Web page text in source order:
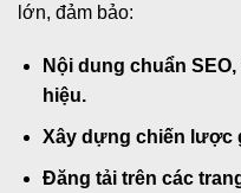
lớn, đảm bảo:
Nội dung chuẩn
hiệu.
Xây dựng chiến lược
Đăng tải trên các